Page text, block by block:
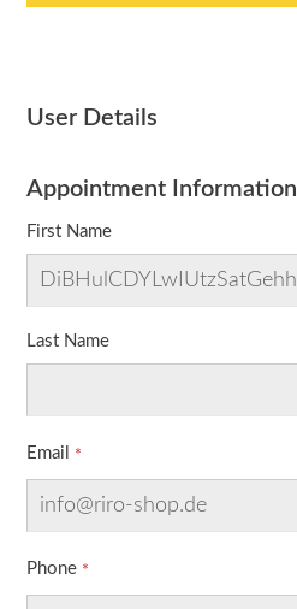
User Details
Appointment Information
First Name
Last Name
Email
Phone